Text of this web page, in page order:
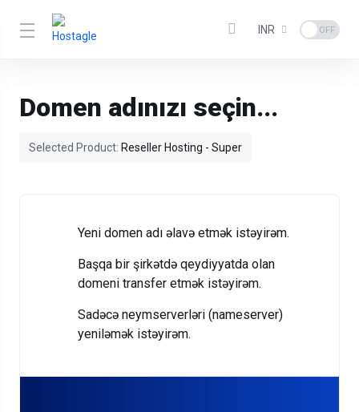
INR
Domen adınızı seçin...
Selected Product: Reseller Hosting - Super
Yeni domen adı əlavə etmək istəyirəm.
Başqa bir şirkətdə qeydiyyatda olan
domeni transfer etmək istəyirəm.
Sadəcə neymserverləri (nameserver)
yeniləmək istəyirəm.